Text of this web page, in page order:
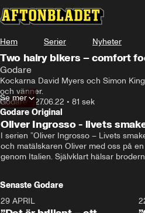
Hem Serier Nyheter
Two hairy bikers – comfort
Godare
Kockarna David Myers och Simon
och vänner.
Godare • 27.06.22 • 81 sek
Se mer
Godare Original
Oliver Ingrosso - livets
I serien ”Oliver Ingrosso – Livets
och matälskaren Oliver med oss på
genom Italien. Självklart hälsar
Senaste Godare
29 APRIL